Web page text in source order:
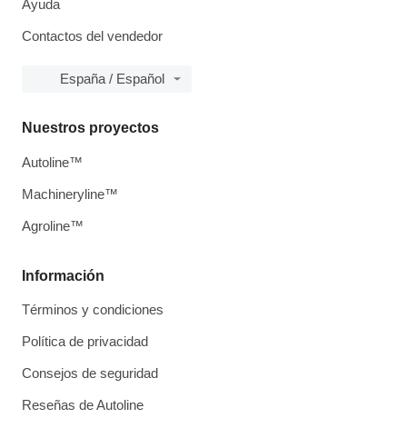
Ayuda
Contactos del vendedor
España / Español
Información
Términos y condiciones
Política de privacidad
Consejos de seguridad
Reseñas de Autoline
Nuestros proyectos
Autoline™
Machineryline™
Agroline™